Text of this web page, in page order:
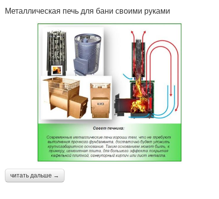
Металлическая печь для бани своими руками
читать дальше →